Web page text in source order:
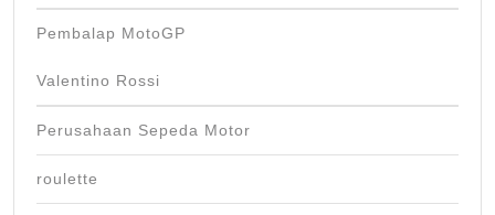
Pembalap MotoGP
Valentino Rossi
Perusahaan Sepeda Motor
roulette